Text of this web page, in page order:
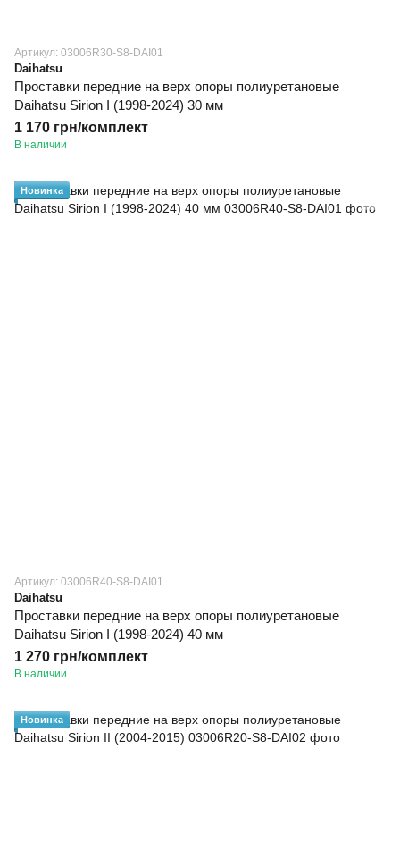
Артикул: 03006R30-S8-DAI01
Daihatsu
Проставки передние на верх опоры полиуретановые
Daihatsu Sirion I (1998-2024) 30 мм
1 170 грн/комплект
В наличии
Новинка
Артикул: 03006R40-S8-DAI01
Daihatsu
Проставки передние на верх опоры полиуретановые
Daihatsu Sirion I (1998-2024) 40 мм
1 270 грн/комплект
В наличии
Новинка